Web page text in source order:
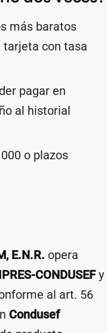
más baratos
tarjeta con tasa
pagar en
al historial
o plazos
E.N.R. opera
CONDUSEFy
al art. 56
Condusef